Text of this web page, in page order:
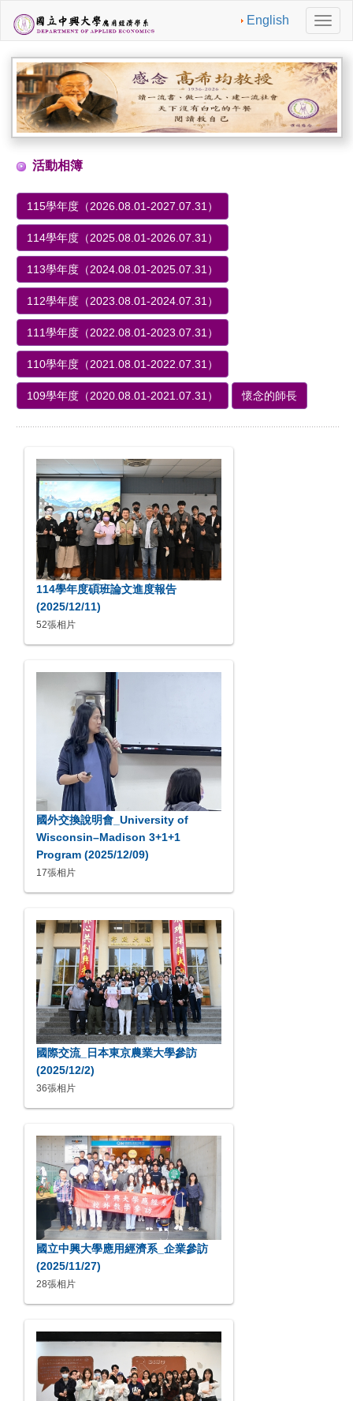
English
切
換
導
航
活動相簿
115學年度（2026.08.01-2027.07.31）
114學年度（2025.08.01-2026.07.31）
113學年度（2024.08.01-2025.07.31）
112學年度（2023.08.01-2024.07.31）
111學年度（2022.08.01-2023.07.31）
110學年度（2021.08.01-2022.07.31）
109學年度（2020.08.01-2021.07.31） 懷念的師長
114學年度碩班論文進度報告
(2025/12/11)
52張相片
國外交換說明會_University of
Wisconsin–Madison 3+1+1
Program (2025/12/09)
17張相片
國際交流_日本東京農業大學參訪
(2025/12/2)
36張相片
國立中興大學應用經濟系_企業參訪
(2025/11/27)
28張相片